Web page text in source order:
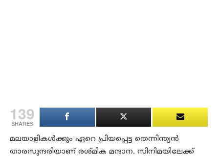
139
SHARES
മലയാളികൾക്കും ഏറെ പ്രിയപ്പെട്ട തെന്നിന്ത്യൻ
താരസുന്ദരിയാണ് രശ്മിക മന്ദാന. സിനിമയിലേക്ക്